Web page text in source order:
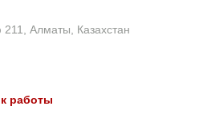
Алматы, Казахстан
работы